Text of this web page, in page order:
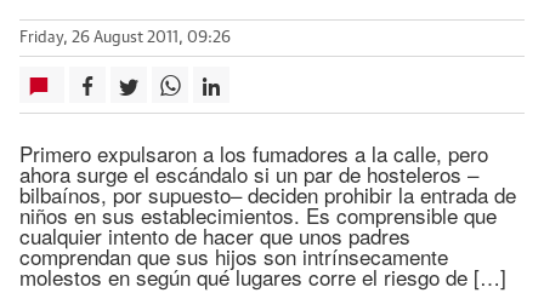
Friday, 26 August 2011, 09:26
Primero expulsaron a los fumadores a la calle, pero
ahora surge el escándalo si un par de hosteleros –
bilbaínos, por supuesto– deciden prohibir la entrada de
niños en sus establecimientos. Es comprensible que
cualquier intento de hacer que unos padres
comprendan que sus hijos son intrínsecamente
molestos en según qué lugares corre el riesgo de […]